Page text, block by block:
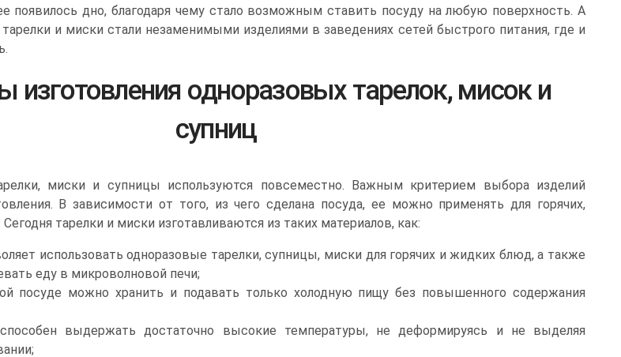
появилось дно, благодаря чему стало возможным ставить посуду на любую поверхность. А
и миски стали незаменимыми изделиями в заведениях сетей быстрого питания, где и
изготовления одноразовых тарелок, мисок и
супниц
миски и супницы используются повсеместно. Важным критерием выбора изделий
В зависимости от того, из чего сделана посуда, ее можно применять для горячих,
тарелки и миски изготавливаются из таких материалов, как:
использовать одноразовые тарелки, супницы, миски для горячих и жидких блюд, а также
еду в микроволновой печи;
посуде можно хранить и подавать только холодную пищу без повышенного содержания
выдержать достаточно высокие температуры, не деформируясь и не выделяя